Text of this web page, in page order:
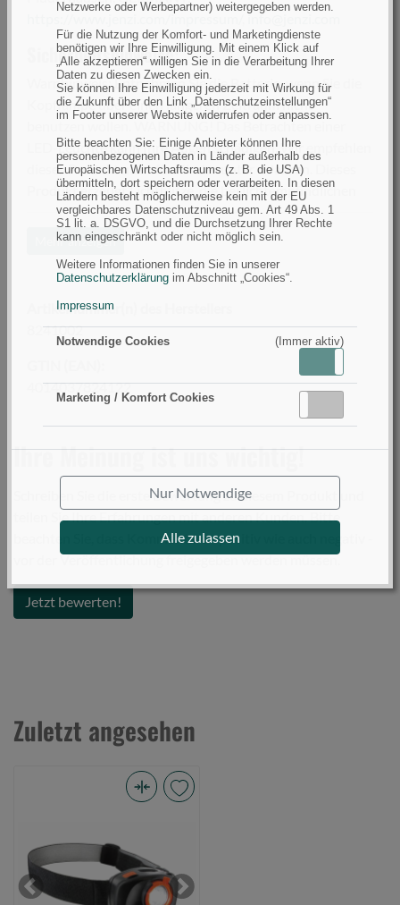
Netzwerke oder Werbepartner) weitergegeben werden.
Für die Nutzung der Komfort- und Marketingdienste
benötigen wir Ihre Einwilligung. Mit einem Klick auf
„Alle akzeptieren“ willigen Sie in die Verarbeitung Ihrer
Daten zu diesen Zwecken ein.
Sie können Ihre Einwilligung jederzeit mit Wirkung für
die Zukunft über den Link „Datenschutzeinstellungen“
im Footer unserer Website widerrufen oder anpassen.
Bitte beachten Sie: Einige Anbieter können Ihre
personenbezogenen Daten in Länder außerhalb des
Europäischen Wirtschaftsraums (z. B. die USA)
übermitteln, dort speichern oder verarbeiten. In diesen
Ländern besteht möglicherweise kein mit der EU
vergleichbares Datenschutzniveau gem. Art 49 Abs. 1
S1 lit. a. DSGVO, und die Durchsetzung Ihrer Rechte
kann eingeschränkt oder nicht möglich sein.
Weitere Informationen finden Sie in unserer
Datenschutzerklärung im Abschnitt „Cookies“.
Impressum
Notwendige Cookies (Immer aktiv)
Marketing / Komfort Cookies
Nur Notwendige
Alle zulassen
https://www.jenzi.com/impressum/
info@jenzi.com
Sicherheitshinweise:
Warnhinweis: Entnehmen Sie die Batterie, wenn Sie die
Kopflampe über einen längeren Zeitraum nicht
benutzen wollen. WARNUNG! Das Betrachten einer
LED-Leuchte kann Ihre Augen schädigen. Wir empfehlen
dieses Produkt nicht für Kinder unter 6 Jahren. Dieses
Produkt erzeugt Lichtblitze, die bei lichtempfindlichen
Personen epileptische Anfälle auslösen können.
Lithiumbatterien haben eine verringerte Kapazität und
platzen. Bitte lagern Sie sie nicht im Auto. Trocken und
kühl lagern. Eine verschluckte Batterie kann innere
als zwei Stunden zum Tod führen. Entsorge umgehend
Batterien von Kindern fern. Wenn du glaubst, dass
Batterien verschluckt wurden oder sich in einem
Körperteil befinden, hole umgehend medizinische Hilfe.
Mehr anzeigen
Artikelnummer(n) des Herstellers
8241002
4014037824122
Ihre Meinung ist uns wichtig!
Schreiben Sie die erste Bewertung zu diesem Produkt und
beachten Sie, dass Kommentare - positiv wie auch negativ -
vor der Veröffentlichung freigegeben werden müssen.
Jetzt bewerten!
Zuletzt angesehen
LED
mit
Bewegungssensor
Previous Next